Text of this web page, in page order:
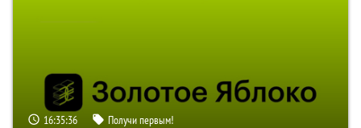
16:35:35 Получи первым!